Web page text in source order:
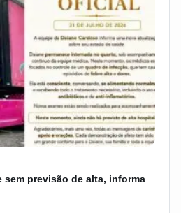
sem previsão de alta, informa